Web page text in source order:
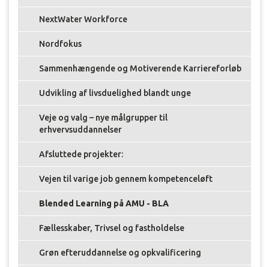
NextWater Workforce
Nordfokus
Sammenhængende og Motiverende Karriereforløb
Udvikling af livsduelighed blandt unge
Veje og valg – nye målgrupper til
erhvervsuddannelser
Afsluttede projekter:
Vejen til varige job gennem kompetenceløft
Blended Learning på AMU - BLA
Fællesskaber, Trivsel og fastholdelse
Grøn efteruddannelse og opkvalificering